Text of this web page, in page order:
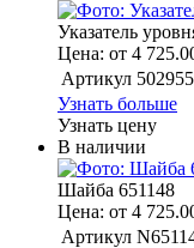
Указатель
Цена: от 4
Артикул
Узнать больше
Узнать цену
В наличии
Шайба 651148
Цена: от 4
Артикул